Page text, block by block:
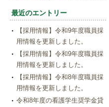
最近のエントリー
【採用情報】令和9年度職員採
用情報を更新しました。
【採用情報】令和9年度職員採
用情報を更新しました。
【採用情報】令和8年度職員採
用情報を更新しました。
令和8年度の看護学生奨学金貸